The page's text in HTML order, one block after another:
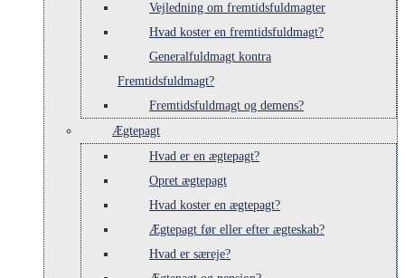
Vejledning om fremtidsfuldmagter
Hvad koster en fremtidsfuldmagt?
Generalfuldmagt kontra
Fremtidsfuldmagt?
Fremtidsfuldmagt og demens?
Ægtepagt
Hvad er en ægtepagt?
Opret ægtepagt
Hvad koster en ægtepagt?
Ægtepagt før eller efter ægteskab?
Hvad er særeje?